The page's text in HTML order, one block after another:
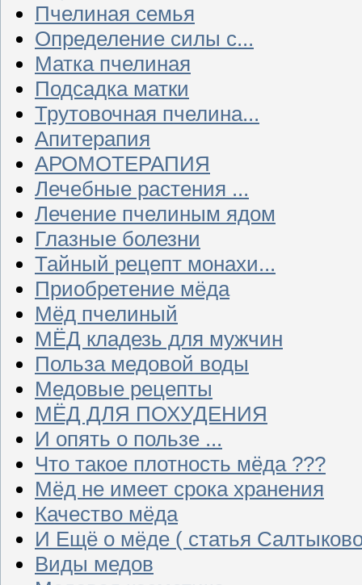
Пчелиная семья
Определение силы с...
Матка пчелиная
Подсадка матки
Трутовочная пчелина...
Апитерапия
АРОМОТЕРАПИЯ
Лечебные растения ...
Лечение пчелиным ядом
Глазные болезни
Тайный рецепт монахи...
Приобретение мёда
Мёд пчелиный
МЁД кладезь для мужчин
Польза медовой воды
Медовые рецепты
МЁД ДЛЯ ПОХУДЕНИЯ
И опять о пользе ...
Что такое плотность мёда ???
Мёд не имеет срока хранения
Качество мёда
И Ещё о мёде ( статья
Виды медов